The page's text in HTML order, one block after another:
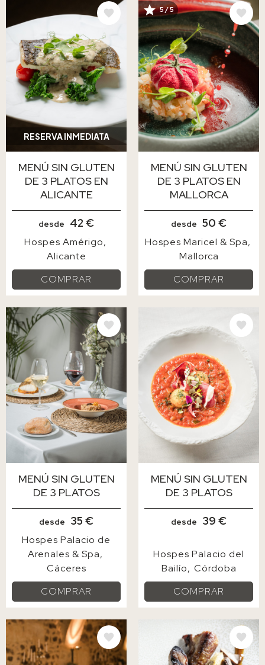
RESERVA INMEDIATA
IMAGE
MENÚ SIN GLUTEN
DE 3 PLATOS EN
ALICANTE
desde 42 €
Hospes Amérigo
Alicante
COMPRAR
IMAGE
5 / 5
MENÚ SIN GLUTEN
DE 3 PLATOS EN
MALLORCA
desde 50 €
Hospes Maricel & Spa
Mallorca
COMPRAR
IMAGE
MENÚ SIN GLUTEN
DE 3 PLATOS
desde 35 €
Hospes Palacio de
Arenales & Spa
Cáceres
COMPRAR
IMAGE
MENÚ SIN GLUTEN
DE 3 PLATOS
desde 39 €
Hospes Palacio del
Bailío
Córdoba
COMPRAR
IMAGE IMAGE